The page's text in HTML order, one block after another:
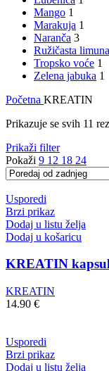
Mango 1
Marakuja 1
Naranča 3
Ružičasta
Tropsko voće 1
Zelena jabuka 1
Početna KREATIN
Prikazuje se svih 11
Prikaži filter
Pokaži 9 12 18 24
Usporedi
Brzi prikaz
Dodaj u listu želja
Dodaj u košaricu
KREATIN
KREATIN
14.90 €
Usporedi
Brzi prikaz
Dodaj u listu želja